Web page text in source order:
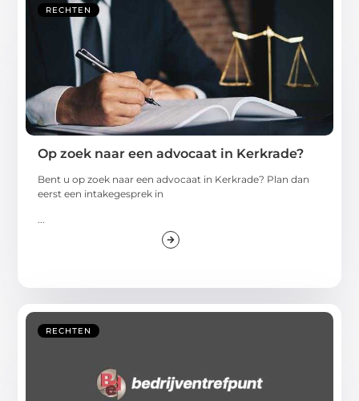
RECHTEN
Op zoek naar een advocaat in Kerkrade?
Bent u op zoek naar een advocaat in Kerkrade? Plan dan
eerst een intakegesprek in
...
RECHTEN